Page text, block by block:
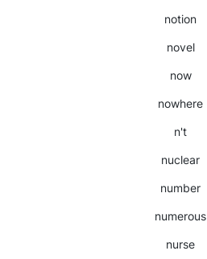
notion
novel
now
nowhere
n't
nuclear
number
numerous
nurse